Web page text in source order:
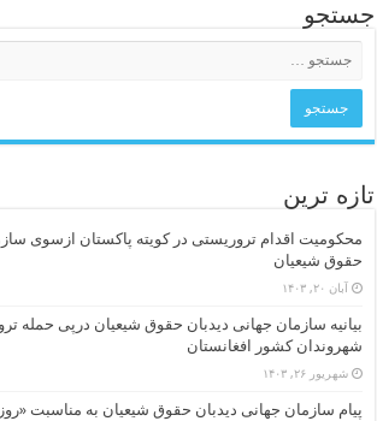
جستجو
تازه ترین
محکومیت اقدام تروریستی در کویته پاکستان ازسوی
حقوق شیعیان
آبان ۲۰, ۱۴۰۳
بیانیه سازمان جهانی دیدبان حقوق شیعیان درپی حمله
شهروندان کشور افغانستان
شهریور ۲۶, ۱۴۰۳
پیام سازمان جهانی دیدبان حقوق شیعیان به مناسبت «روز